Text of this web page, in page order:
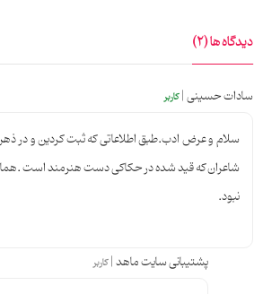
چوب ترمو ضدآب: این جعبه با چوب ترمو باکیفیت
مناسب برای پذیرایی: این جعبه، همراهی شیک
دیدگاه ها (2)
سادات حسینی |کاربر
سلام و عرض ادب.طبق اطلاعاتی که ثبت کردین و در
شاعران که قید شده در حکاکی دست هنرمند است .همان
نبود.
پشتیبانی سایت ماهد |کاربر